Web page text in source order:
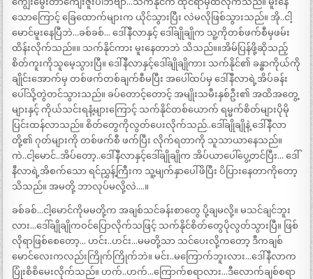
သောကြောင့် ခြေထောက်များက ယိုင်သွားပြီး လဲမလိုဖြစ်သွားသည်။ အို..ငါ့
မောင်မူးနေပြီဘဲ…ခစ်ခစ်… ဒေါ်နီလာနှင့် ဒေါ်ချိုချိုက သူ့ကိုတစ်ဖက်စီမှဖမ်း
ထိန်းလိုက်သည်။။ သက်နိုင်ကား မူးနေတာဘဲ သိသည်။။အိမ်ပြန်ဖို့ဆိုသည့်
စိတ်ကူးကိုသူမေ့သွားပြီ။ ဒေါ်နီလာနှင့်ဒေါ်ချိုချိုကား သက်နိုင်၏ ခန္ဓာကိုယ်ကို
ချိုင်းအောက်မှ တစ်ဖက်တစ်ချက်စီမပြီး အပေါ်ထပ်မှ ဒေါ်နီလာရဲ့အိပ်ခန်း
ပေါ်သို့တွဲတင်သွားသည်။ ခပ်တောင့်တောင့် အမျိုးသမီးနှစ်ဦး၏ အထိအတွေ့
များနှင့် ကိုယ်သင်းရနံ့များကြောင့် သက်နိုင်တစ်ယောက် ရမ္မက်စိတ်များပိုမို
ပြင်းထန်လာသည်။ စိတ်တွေကိုလွတ်ပေးလိုက်သည်..ဒေါ်ချိုချိုနဲ့ ဒေါ်နီလာ
တို့၏ ဂုတ်များကို တစ်ဖက်စီ ဖက်ပြီး လိုက်ရတာကို သူသာယာနေသည်။
ကဲ..ငါ့မောင်..အိပ်တော့..ဒေါ်နီလာနှင့်ဒေါ်ချိုချိုက အိပ်ယာပေါ်ပွေ့တင်ပြီး… ဒေါ်
နီလာရဲ့အိစက်သော ရင်ညွှန့်ကြီးက သူ့မျက်နှာပေါ်ဖိပြီး ပိပြားနေတာကိုတော့
သိသည်။ အမတို့ ဘာလုပ်မလို့လဲ….။
ခစ်ခစ်…ငါ့မောင်ကိုမမတို့က အချစ်သင်ခန်းစာတွေ ပို့ချမလို့။ မသင်ချင်ဘူး
လား…ဒေါ်ချိုချိုကဝင်ပြောလိုက်သဖြင့် သက်နိုင်စိတ်တွေပိုလွတ်သွားပြီ။ ဖြစ်
လိုရာဖြစ်စေတော့… ဟင်း..ဟင်း…မမတို့သာ သင်ပေးလို့ကတော့ ဒီကချစ်
မောင်လေးကလည်းကြိုက်ကြိုက်ဘဲ။ မင်း..မကြောက်ဘူးလား…ဒေါ်နီလာက
ပြုံးစိစိမေးလိုက်သည်။ ဟက်..ဟက်…ကြောက်စရာလား…ဒီလောက်ချစ်စရာ